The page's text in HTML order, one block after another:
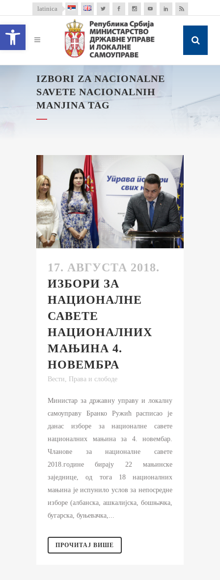
Open toolbar
latinica
IZBORI ZA NACIONALNE
SAVETE NACIONALNIH
MANJINA TAG
17. АВГУСТА 2018.
ИЗБОРИ ЗА
НАЦИОНАЛНЕ
САВЕТЕ
НАЦИОНАЛНИХ
МАЊИНА 4.
НОВЕМБРА
Вести, Права и слободе
Министар за државну управу и локалну
самоуправу Бранко Ружић расписао је
данас изборе за националне савете
националних мањина за 4. новембар.
Чланове за националне савете
2018.године бирају 22 мањинске
заједнице, од тога 18 националних
мањина је испунило услов за непосредне
изборе (албанска, ашкалијска, бошњачка,
бугарска, буњевачка,...
ПРОЧИТАЈ ВИШЕ